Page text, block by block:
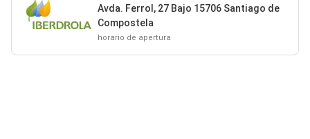
Avda. Ferrol, 27 Bajo 15706 Santiago de
Compostela
horario de apertura